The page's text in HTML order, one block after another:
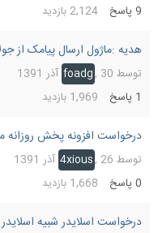
پاسخ 2,124بازدید
هدیه :ماژول ارسال پیامک از جولا
توسط foadg ,30 آذر 1391
پاسخ 1,969 بازدید
درخواست افزونه پخش روزانه
توسط 4xious ,26 آذر 1391
پاسخ 1,668 بازدید
درخواست اسلایدر شبیه اسلایدر